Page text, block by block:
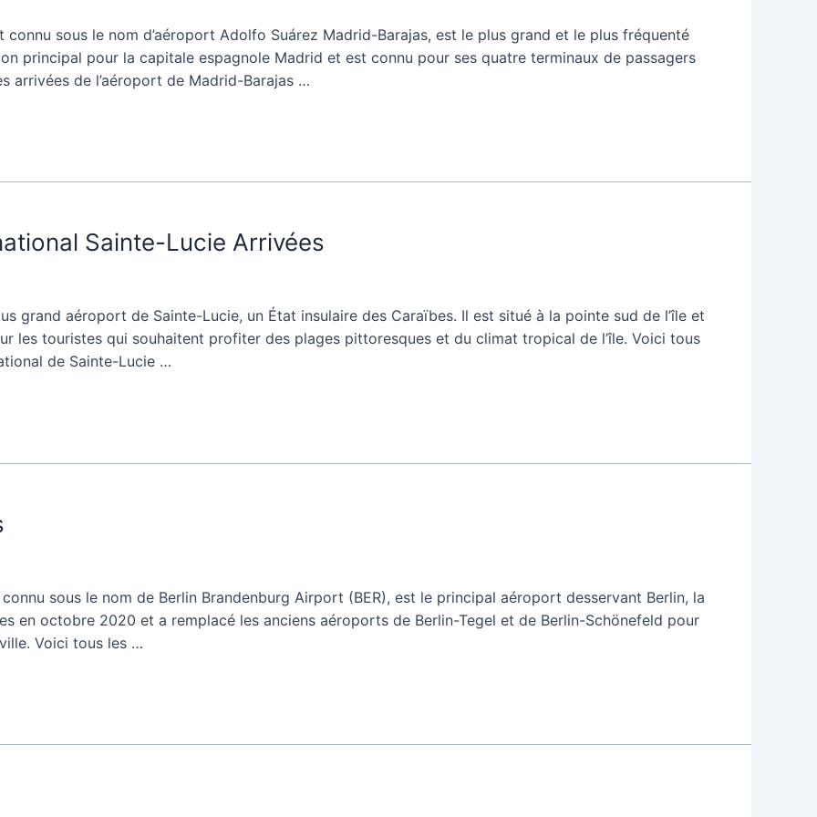
sous le nom d’aéroport Adolfo Suárez Madrid-Barajas, est le plus grand et le plus fréquenté
principal pour la capitale espagnole Madrid et est connu pour ses quatre terminaux de passagers
arrivées de l’aéroport de Madrid-Barajas …
Sainte-Lucie Arrivées
grand aéroport de Sainte-Lucie, un État insulaire des Caraïbes. Il est situé à la pointe sud de l’île et
les touristes qui souhaitent profiter des plages pittoresques et du climat tropical de l’île. Voici tous
de Sainte-Lucie …
sous le nom de Berlin Brandenburg Airport (BER), est le principal aéroport desservant Berlin, la
en octobre 2020 et a remplacé les anciens aéroports de Berlin-Tegel et de Berlin-Schönefeld pour
Voici tous les …